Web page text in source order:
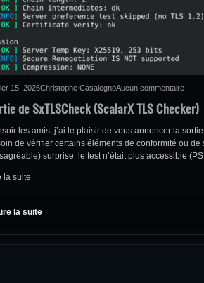
15, 2026Christophe CasalegnoAucun commentaire
de SxTLSCheck (ScalarX TLS Checker)
les amis, j’ai le plaisir de vous annoncer la
de vérifier certains éléments de conformité ou
surprise: le test n’était plus accessible
la suite
la suite